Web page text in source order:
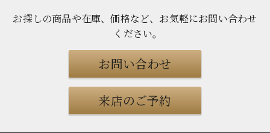
お探しの商品や在庫、価格など、お気軽にお問い合わせ
ください。
お問い合わせ
来店のご予約